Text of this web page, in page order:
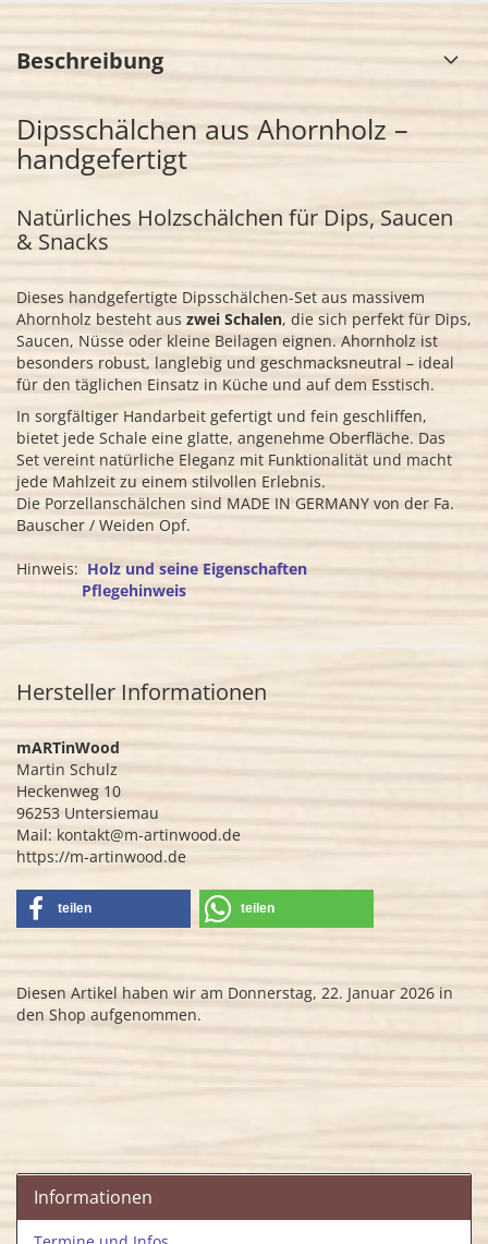
Beschreibung
Dipsschälchen aus Ahornholz –
handgefertigt
Natürliches Holzschälchen für Dips, Saucen
& Snacks
Dieses handgefertigte Dipsschälchen-Set aus massivem
Ahornholz besteht aus zwei Schalen, die sich perfekt für Dips,
Saucen, Nüsse oder kleine Beilagen eignen. Ahornholz ist
besonders robust, langlebig und geschmacksneutral – ideal
für den täglichen Einsatz in Küche und auf dem Esstisch.
In sorgfältiger Handarbeit gefertigt und fein geschliffen,
bietet jede Schale eine glatte, angenehme Oberfläche. Das
Set vereint natürliche Eleganz mit Funktionalität und macht
jede Mahlzeit zu einem stilvollen Erlebnis.
Die Porzellanschälchen sind MADE IN GERMANY von der Fa.
Bauscher / Weiden Opf.
Hinweis: Holz und seine Eigenschaften
Pflegehinweis
Hersteller Informationen
mARTinWood
Martin Schulz
Heckenweg 10
96253 Untersiemau
Mail: kontakt@m-artinwood.de
https://m-artinwood.de
teilen teilen
Diesen Artikel haben wir am Donnerstag, 22. Januar 2026 in
den Shop aufgenommen.
Informationen